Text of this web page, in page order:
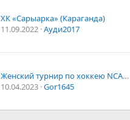
ХК «Сарыарка» (Караганда)
11.09.2022 Ауди2017
Женский турнир по хоккею NCAA Division I
10.04.2023 Gor1645